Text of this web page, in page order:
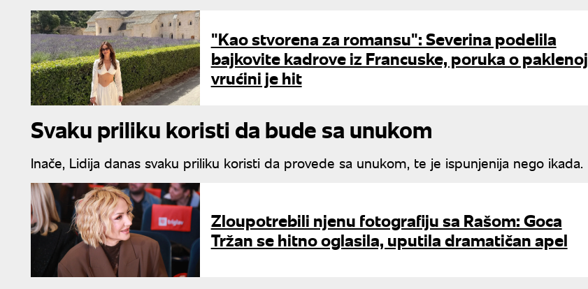
"Kao stvorena za romansu": Severina podelila
bajkovite kadrove iz Francuske, poruka o paklenoj
vrućini je hit
Svaku priliku koristi da bude sa unukom
Inače, Lidija danas svaku priliku koristi da provede sa unukom, te je ispunjenija nego ikada.
Zloupotrebili njenu fotografiju sa Rašom: Goca
Tržan se hitno oglasila, uputila dramatičan apel